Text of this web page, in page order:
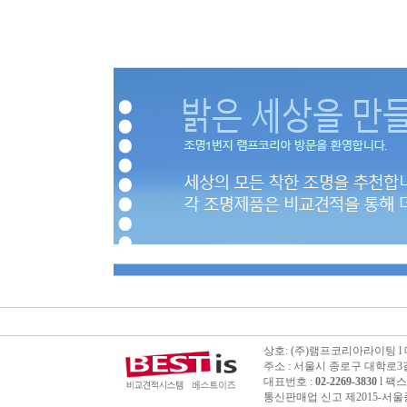
상호: (주)램프코리아라이팅 l
주소 : 서울시 종로구 대학로3
대표번호 : 02-2269-3830 l 팩
통신판매업 신고 제2015-서